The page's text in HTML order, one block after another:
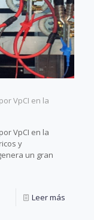
VpCI en la
VpCI en la
y
un gran
Leer más